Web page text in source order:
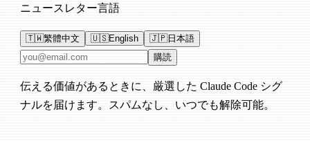
ニュースレター言語
🇹🇼繁體中文 🇺🇸English 🇯🇵日本語
メールアドレス 購読
伝える価値があるときに、厳選した Claude Code シグ
ナルを届けます。スパムなし、いつでも解除可能。